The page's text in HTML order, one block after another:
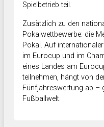
Spielbetrieb teil.
Zusätzlich zu den
Pokalwettbewerbe: die
Pokal. Auf
im Eurocup und im
eines Landes am
teilnehmen, hängt von
Fünfjahreswertung ab –
Fußballwelt.